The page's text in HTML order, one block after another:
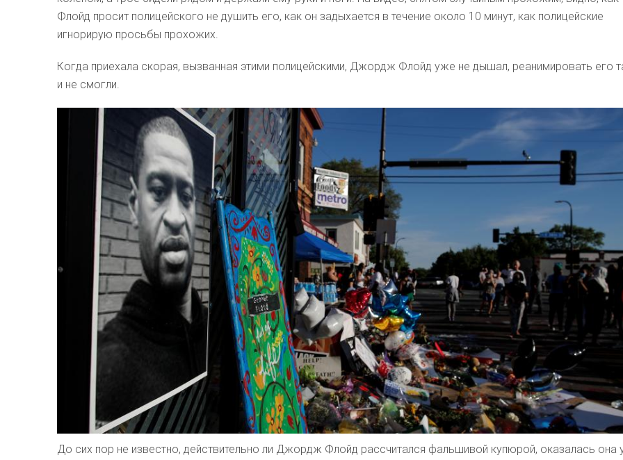
Флойд просит полицейского не душить его, как он задыхается в течение около 10 минут, как полицейские
игнорирую просьбы прохожих.
Когда приехала скорая, вызванная этими полицейскими, Джордж Флойд уже не дышал, реанимировать его
и не смогли.
До сих пор не известно, действительно ли Джордж Флойд рассчитался фальшивой купюрой, оказалась она